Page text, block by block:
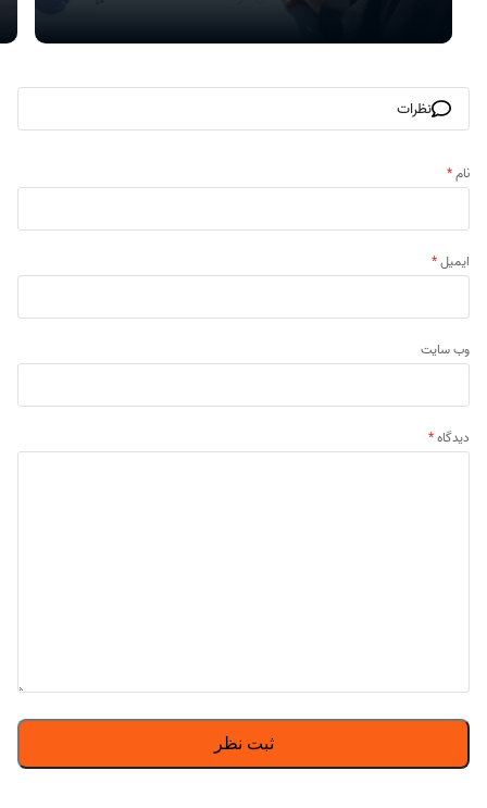
نظرات
نام*
ایمیل*
وب‌ سایت
دیدگاه*